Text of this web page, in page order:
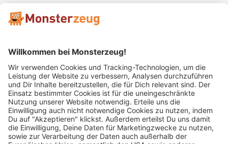
Mitglied im: